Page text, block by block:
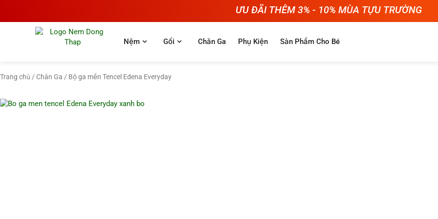
nội
ƯU ĐÃI THÊM 3% - 10% MÙA TỰU TRƯỜNG
Nệm Open Nệm
Gối Open GốiChăn Ga Phụ Kiện Sản Phẩm Cho Bé
Trang chủ / Chăn Ga / Bộ ga mền Tencel Edena Everyday